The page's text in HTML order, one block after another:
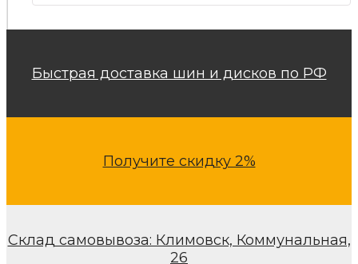
Быстрая доставка шин и дисков по РФ
Получите скидку 2%
Склад самовывоза: Климовск, Коммунальная,
26